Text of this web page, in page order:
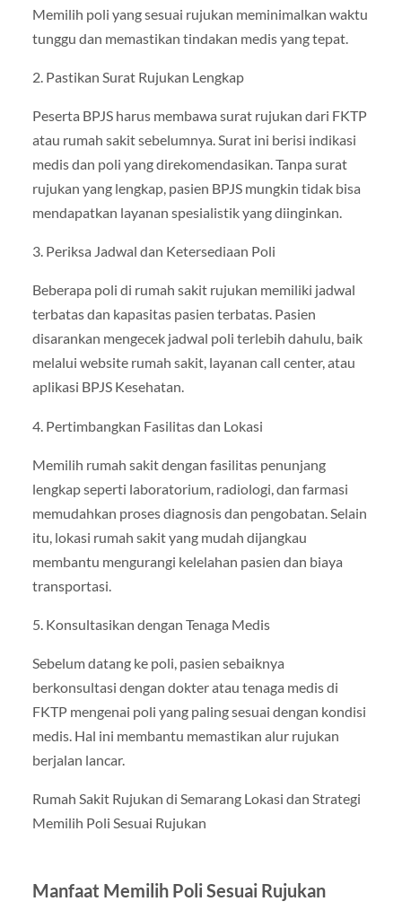
Memilih poli yang sesuai rujukan meminimalkan waktu
tunggu dan memastikan tindakan medis yang tepat.
2. Pastikan Surat Rujukan Lengkap
Peserta BPJS harus membawa surat rujukan dari FKTP
atau rumah sakit sebelumnya. Surat ini berisi indikasi
medis dan poli yang direkomendasikan. Tanpa surat
rujukan yang lengkap, pasien BPJS mungkin tidak bisa
mendapatkan layanan spesialistik yang diinginkan.
3. Periksa Jadwal dan Ketersediaan Poli
Beberapa poli di rumah sakit rujukan memiliki jadwal
terbatas dan kapasitas pasien terbatas. Pasien
disarankan mengecek jadwal poli terlebih dahulu, baik
melalui website rumah sakit, layanan call center, atau
aplikasi BPJS Kesehatan.
4. Pertimbangkan Fasilitas dan Lokasi
Memilih rumah sakit dengan fasilitas penunjang
lengkap seperti laboratorium, radiologi, dan farmasi
memudahkan proses diagnosis dan pengobatan. Selain
itu, lokasi rumah sakit yang mudah dijangkau
membantu mengurangi kelelahan pasien dan biaya
transportasi.
5. Konsultasikan dengan Tenaga Medis
Sebelum datang ke poli, pasien sebaiknya
berkonsultasi dengan dokter atau tenaga medis di
FKTP mengenai poli yang paling sesuai dengan kondisi
medis. Hal ini membantu memastikan alur rujukan
berjalan lancar.
Rumah Sakit Rujukan di Semarang Lokasi dan Strategi
Memilih Poli Sesuai Rujukan
Manfaat Memilih Poli Sesuai Rujukan